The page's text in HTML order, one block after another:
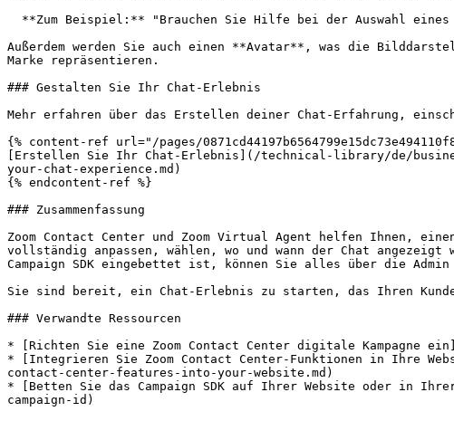
Außerdem werden Sie auch einen **Avatar**, was die
Marke repräsentieren.
### Gestalten Sie Ihr Chat-Erlebnis
Mehr erfahren über das Erstellen deiner Chat-Erfahrung,
{% content-ref url="/pages/
[Erstellen Sie Ihr Chat-Erlebnis](/technical-library/de/
your-chat-experience.md)
{% endcontent-ref %}
### Zusammenfassung
Zoom Contact Center und Zoom Virtual Agent helfen Ihnen,
vollständig anpassen, wählen, wo und wann der Chat
Campaign SDK eingebettet ist, können Sie alles über die
Sie sind bereit, ein Chat-Erlebnis zu starten, das Ihren
### Verwandte Ressourcen
* [Richten Sie eine Zoom Contact Center digitale Kampagne
* [Integrieren Sie Zoom Contact Center-Funktionen in Ihre
contact-center-features-into-your-website.md)
* [Betten Sie das Campaign SDK auf Ihrer Website oder in
campaign-id)